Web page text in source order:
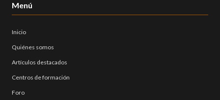
Menú
Inicio
Quiénes somos
Artículos destacados
Centros de formación
Foro